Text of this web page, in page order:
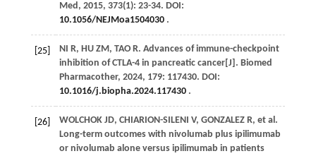
Med, 2015, 373(1): 23-34. DOI:
10.1056/NEJMoa1504030.
[25] NI R, HU ZM, TAO R. Advances of immune-checkpoint
inhibition of CTLA-4 in pancreatic cancer[J]. Biomed
Pharmacother, 2024, 179: 117430. DOI:
10.1016/j.biopha.2024.117430.
[26] WOLCHOK JD, CHIARION-SILENI V, GONZALEZ R, et al.
Long-term outcomes with nivolumab plus ipilimumab
or nivolumab alone versus ipilimumab in patients